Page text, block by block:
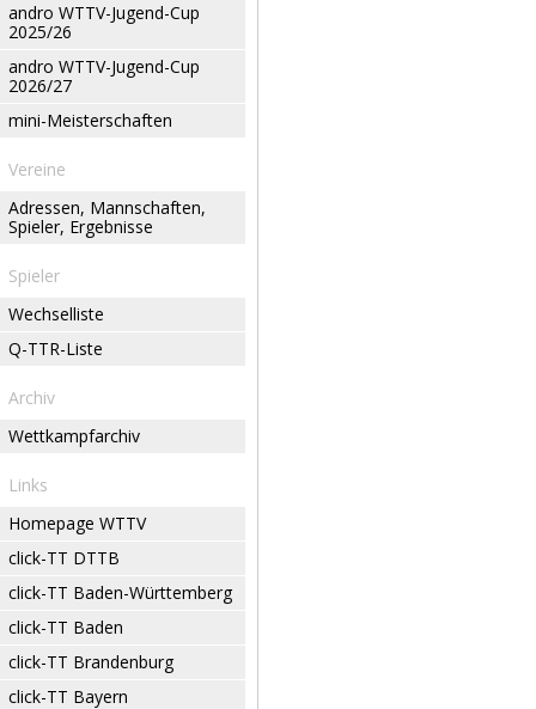
andro WTTV-Jugend-Cup
2025/26
andro WTTV-Jugend-Cup
2026/27
mini-Meisterschaften
Vereine
Adressen, Mannschaften,
Spieler, Ergebnisse
Spieler
Wechselliste
Q-TTR-Liste
Archiv
Wettkampfarchiv
Links
Homepage WTTV
click-TT DTTB
click-TT Baden-Württemberg
click-TT Baden
click-TT Brandenburg
click-TT Bayern